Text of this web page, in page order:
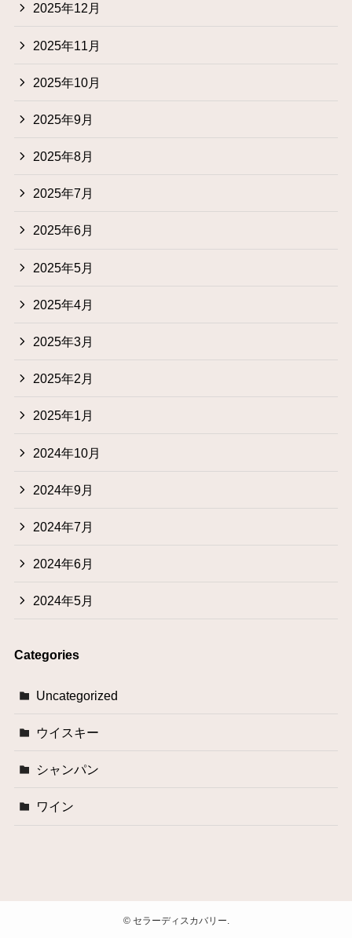
2025年12月
2025年11月
2025年10月
2025年9月
2025年8月
2025年7月
2025年6月
2025年5月
2025年4月
2025年3月
2025年2月
2025年1月
2024年10月
2024年9月
2024年7月
2024年6月
2024年5月
Categories
Uncategorized
ウイスキー
シャンパン
ワイン
©セラーディスカバリー.